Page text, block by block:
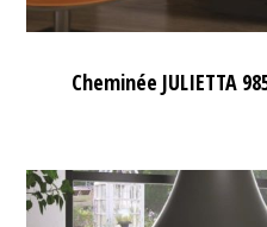
Cheminée JULIETTA